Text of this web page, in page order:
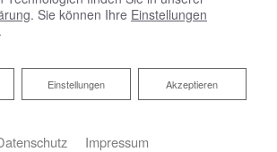
. Sie können Ihre Einstellungen
Akzeptieren
Einstellungen
Impressum